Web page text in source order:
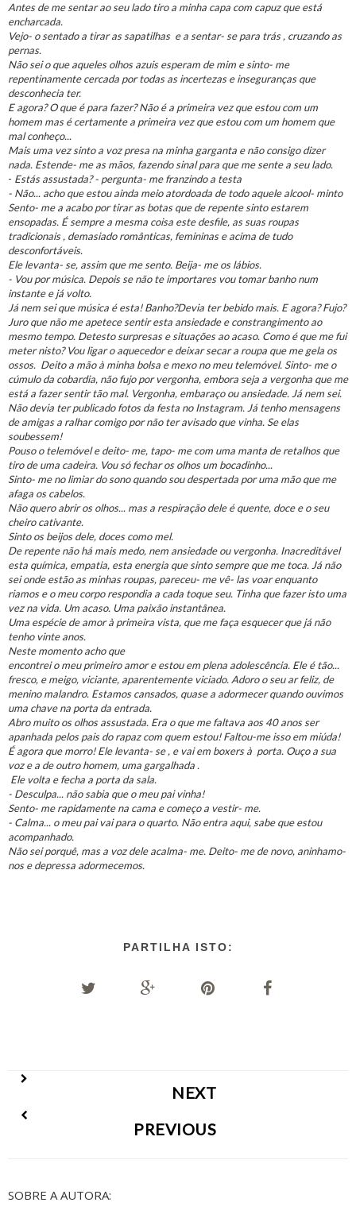
Antes de me sentar ao seu lado tiro a minha capa com capuz que está
encharcada.
Vejo- o sentado a tirar as sapatilhas e a sentar- se para trás , cruzando as
pernas.
Não sei o que aqueles olhos azuis esperam de mim e sinto- me
repentinamente cercada por todas as incertezas e inseguranças que
desconhecia ter.
E agora? O que é para fazer? Não é a primeira vez que estou com um
homem mas é certamente a primeira vez que estou com um homem que
mal conheço...
Mais uma vez sinto a voz presa na minha garganta e não consigo dizer
nada. Estende- me as mãos, fazendo sinal para que me sente a seu lado.
- Estás assustada? - pergunta- me franzindo a testa
- Não... acho que estou ainda meio atordoada de todo aquele alcool- minto
Sento- me a acabo por tirar as botas que de repente sinto estarem
ensopadas. É sempre a mesma coisa este desfile, as suas roupas
tradicionais , demasiado românticas, femininas e acima de tudo
desconfortáveis.
Ele levanta- se, assim que me sento. Beija- me os lábios.
- Vou por música. Depois se não te importares vou tomar banho num
instante e já volto.
Já nem sei que música é esta! Banho?Devia ter bebido mais. E agora? Fujo?
Juro que não me apetece sentir esta ansiedade e constrangimento ao
mesmo tempo. Detesto surpresas e situações ao acaso. Como é que me fui
meter nisto? Vou ligar o aquecedor e deixar secar a roupa que me gela os
ossos. Deito a mão à minha bolsa e mexo no meu telemóvel. Sinto- me o
cúmulo da cobardia, não fujo por vergonha, embora seja a vergonha que me
está a fazer sentir tão mal. Vergonha, embaraço ou ansiedade. Já nem sei.
Não devia ter publicado fotos da festa no Instagram. Já tenho mensagens
de amigas a ralhar comigo por não ter avisado que vinha. Se elas
soubessem!
Pouso o telemóvel e deito- me, tapo- me com uma manta de retalhos que
tiro de uma cadeira. Vou só fechar os olhos um bocadinho...
Sinto- me no limiar do sono quando sou despertada por uma mão que me
afaga os cabelos.
Não quero abrir os olhos... mas a respiração dele é quente, doce e o seu
cheiro cativante.
Sinto os beijos dele, doces como mel.
De repente não há mais medo, nem ansiedade ou vergonha. Inacreditável
esta química, empatia, esta energia que sinto sempre que me toca. Já não
sei onde estão as minhas roupas, pareceu- me vê- las voar enquanto
riamos e o meu corpo respondia a cada toque seu. Tinha que fazer isto uma
vez na vida. Um acaso. Uma paixão instantânea.
Uma espécie de amor à primeira vista, que me faça esquecer que já não
tenho vinte anos.
Neste momento acho que
encontrei o meu primeiro amor e estou em plena adolescência. Ele é tão...
fresco, e meigo, viciante, aparentemente viciado. Adoro o seu ar feliz, de
menino malandro. Estamos cansados, quase a adormecer quando ouvimos
uma chave na porta da entrada.
Abro muito os olhos assustada. Era o que me faltava aos 40 anos ser
apanhada pelos pais do rapaz com quem estou! Faltou-me isso em miúda!
É agora que morro! Ele levanta- se , e vai em boxers à porta. Ouço a sua
voz e a de outro homem, uma gargalhada .
Ele volta e fecha a porta da sala.
- Desculpa... não sabia que o meu pai vinha!
Sento- me rapidamente na cama e começo a vestir- me.
- Calma... o meu pai vai para o quarto. Não entra aqui, sabe que estou
acompanhado.
Não sei porquê, mas a voz dele acalma- me. Deito- me de novo, aninhamo-
nos e depressa adormecemos.
PARTILHA ISTO:
NEXT
PREVIOUS
SOBRE A AUTORA: